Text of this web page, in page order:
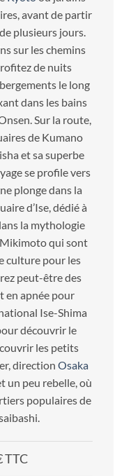
avant de partir
plusieurs jours.
sur les chemins
de nuits
le long
dans les bains
Sur la route,
de Kumano
et sa superbe
se profile vers
plonge dans la
d’Ise, dédié à
la mythologie
Mikimoto qui sont
culture pour les
peut-être des
en apnée pour
Ise-Shima
découvrir le
les petits
direction Osaka
un peu rebelle, où
populaires de
TTC